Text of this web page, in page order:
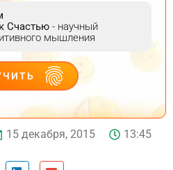
Счастью - научный
мышления
15 декабря, 2015
13:45